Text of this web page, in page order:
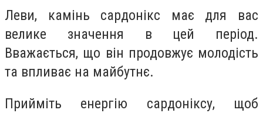
Леви, камінь сардонікс має для вас
велике значення в цей період.
Вважається, що він продовжує молодість
та впливає на майбутнє.
Прийміть енергію сардоніксу, щоб